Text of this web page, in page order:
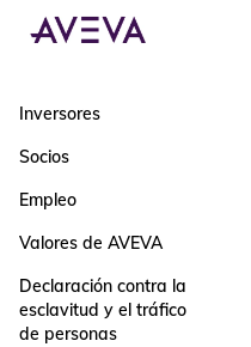
Inversores
Socios
Empleo
Valores de AVEVA
Declaración contra la
esclavitud y el tráfico
de personas